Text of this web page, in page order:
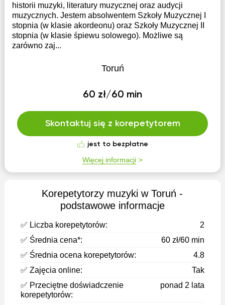
historii muzyki, literatury muzycznej oraz audycji
muzycznych. Jestem absolwentem Szkoły Muzycznej I
stopnia (w klasie akordeonu) oraz Szkoły Muzycznej II
stopnia (w klasie śpiewu solowego). Możliwe są
zarówno zaj...
Toruń
60 zł/60 min
Skontaktuj się z korepetytorem
jest to bezpłatne
Więcej informacji
Korepetytorzy muzyki w Toruń -
podstawowe informacje
✅ Liczba korepetytorów:
2
✅ Średnia cena*:
60 zł/60 min
✅ Średnia ocena korepetytorów:
4.8
✅ Zajęcia online:
Tak
✅ Przeciętne doświadczenie
korepetytorów:
ponad 2 lata